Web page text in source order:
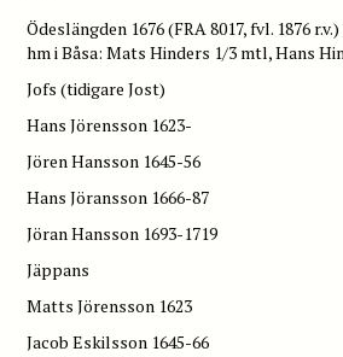
Ödeslängden 1676 (FRA 8017, fvl. 1876
hm i Båsa: Mats Hinders 1/3 mtl, Hans
Jofs (tidigare Jost)
Hans Jörensson 1623-
Jören Hansson 1645-56
Hans Jöransson 1666-87
Jöran Hansson 1693-1719
Jäppans
Matts Jörensson 1623
Jacob Eskilsson 1645-66